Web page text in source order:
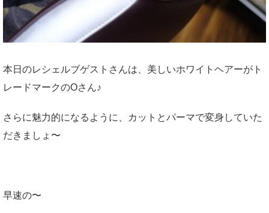
本日のレシェルブゲストさんは、美しいホワイトヘアーがト
レードマークのOさん♪
さらに魅力的になるように、カットとパーマで変身していた
だきましょ〜
早速の〜